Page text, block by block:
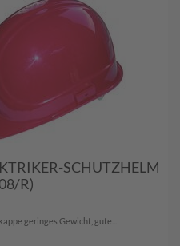
SCHUTZHELM
R)
geringes Gewicht, gute...